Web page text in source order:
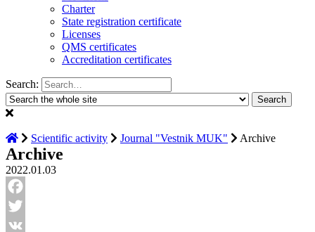
Charter
State registration certificate
Licenses
QMS certificates
Accreditation certificates
Search:
Scientific activity Journal "Vestnik MUK" Archive
Archive
2022.01.03
Facebook
Twitter